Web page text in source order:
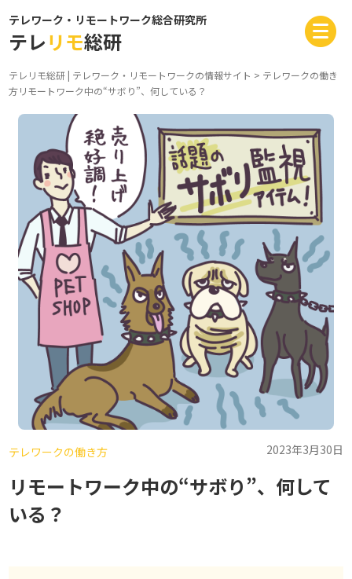
テレワーク・リモートワーク総合研究所
テレリモ総研
テレリモ総研 | テレワーク・リモートワークの情報サイト > テレワークの働き
方リモートワーク中の“サボり”、何している？
テレワークの働き方 2023年3月30日
リモートワーク中の“サボり”、何して
いる？